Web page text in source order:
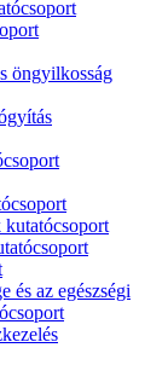
öngyilkosság
és az egészségi